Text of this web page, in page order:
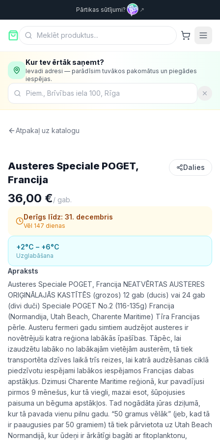
Pārtikas sūtījumi? ↗
Kur tev ērtāk saņemt?
Ievadi adresi — parādīsim tuvākos pakomātus un piegādes
iespējas.
Atpakaļ uz katalogu
Austeres Speciale POGET,
Francija
Dalies
36,00 €/ gab.
Derīgs līdz: 31. decembris
Vēl 147 dienas
+2°C – +6°C
Uzglabāšana
Apraksts
Austeres Speciale POGET, Francija NEATVĒRTAS AUSTERES
ORIĢINĀLAJĀS KASTĪTĒS (grozos) 12 gab (ducis) vai 24 gab
(divi duči) Speciale POGET No.2 (116-135g) Francija
(Normandija, Utah Beach, Charente Maritime) Tīra Francijas
pērle. Austeru fermeri gadu simtiem audzējot austeres ir
novētrējuši katra reģiona labākās īpašības. Tāpēc, lai
izaudzētu labāko no labākajām vietējām austerēm, tā tiek
transportēta dzīves laikā trīs reizes, lai katrā audzēšanas ciklā
piedzīvotu iespējami labākos iespējamos Francijas dabas
apstākļus. Dzimusi Charente Maritime reģionā, kur pavadījusi
pirmos 9 mēnešus, kur tā viegli, mazai esot, šūpojusies
paisuma un bēguma apstākļos. Tad nogādāta jūras dziļumā,
kur tā pavada vienu pilnu gadu. “50 gramus vēlāk” (jeb, kad tā
ir paaugusies par 50 gramiem) tā tiek pārvietota uz Utah Beach
Normandijā, kur ūdeņi ir ārkātīgi bagāti ar fitoplanktonu,